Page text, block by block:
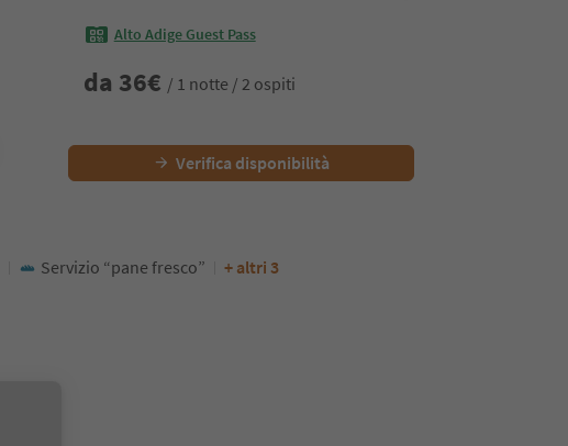
Alto Adige Guest Pass
da 36€ / 1 notte / 2 ospiti
Verifica disponibilità
Servizio “pane fresco” + altri 3